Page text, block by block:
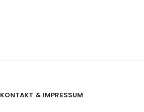
KONTAKT & IMPRESSUM